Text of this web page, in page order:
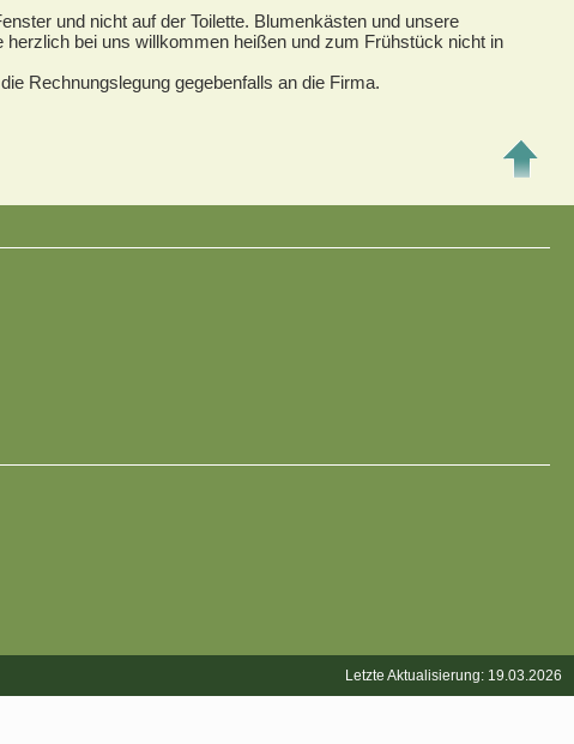
und nicht auf der Toilette. Blumenkästen und unsere
bei uns willkommen heißen und zum Frühstück nicht in
Rechnungslegung gegebenfalls an die Firma.
Letzte Aktualisierung: 19.03.2026